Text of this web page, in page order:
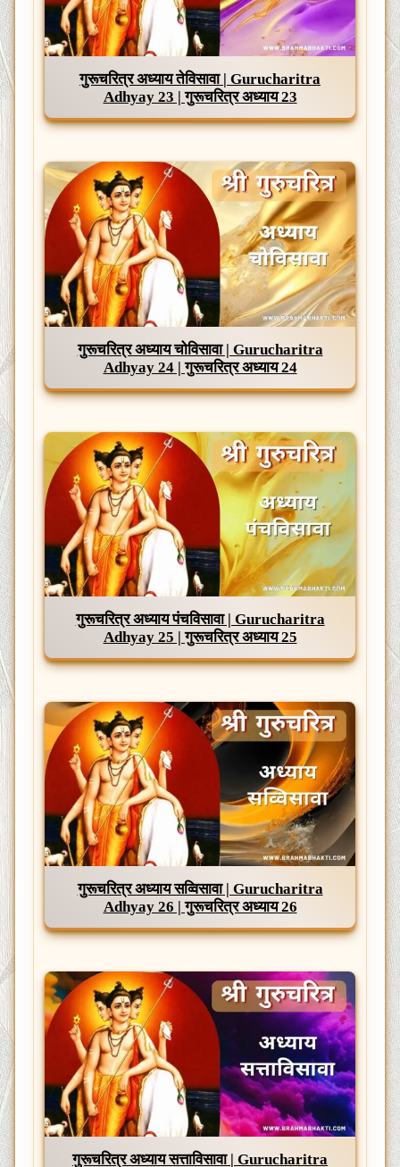
गुरूचरित्र अध्याय तेविसावा | Gurucharitra
Adhyay 23 | गुरूचरित्र अध्याय 23
गुरूचरित्र अध्याय चोविसावा | Gurucharitra
Adhyay 24 | गुरूचरित्र अध्याय 24
गुरूचरित्र अध्याय पंचविसावा | Gurucharitra
Adhyay 25 | गुरूचरित्र अध्याय 25
गुरूचरित्र अध्याय सव्विसावा | Gurucharitra
Adhyay 26 | गुरूचरित्र अध्याय 26
गुरूचरित्र अध्याय सत्ताविसावा | Gurucharitra